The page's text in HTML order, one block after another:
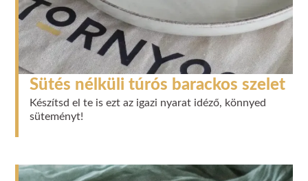
Sütés nélküli túrós barackos szelet
Készítsd el te is ezt az igazi nyarat idéző, könnyed
süteményt!